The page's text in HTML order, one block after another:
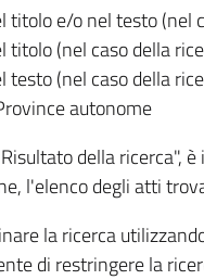
titolo e/o nel testo (nel
titolo (nel caso della
testo (nel caso della
autonome
della ricerca",
l'elenco degli atti
la ricerca
di restringere la